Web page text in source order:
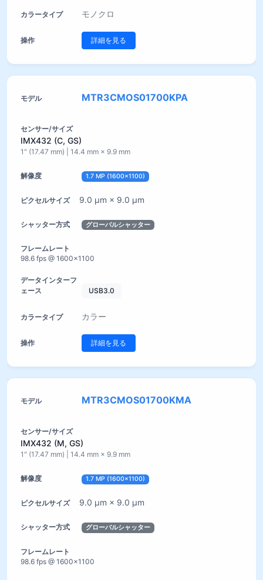
モノクロ
詳細を見る
MTR3CMOS01700KPA
IMX432 (C, GS)
1" (17.47 mm) | 14.4 mm × 9.9 mm
1.7 MP (1600×1100)
9.0 µm × 9.0 µm
グローバルシャッター
98.6 fps @ 1600×1100
USB3.0
カラー
詳細を見る
MTR3CMOS01700KMA
IMX432 (M, GS)
1" (17.47 mm) | 14.4 mm × 9.9 mm
1.7 MP (1600×1100)
9.0 µm × 9.0 µm
グローバルシャッター
98.6 fps @ 1600×1100